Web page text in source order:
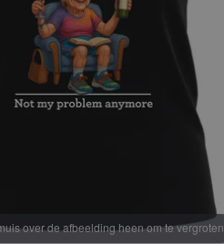
over de afbeelding heen om te vergroten